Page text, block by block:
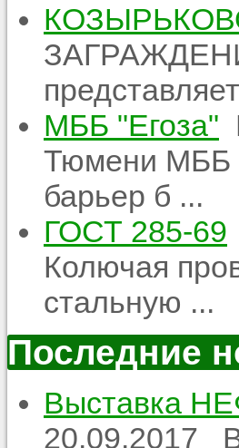
МББ "Егоза"
Тюмени МББ
барьер б ...
ГОСТ 285-69
Колючая
стальную ...
Последние
Выставка
20.09.2017